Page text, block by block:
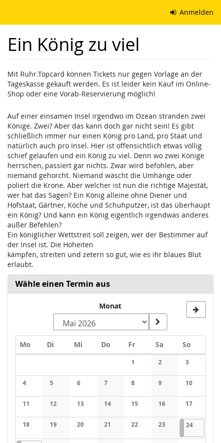
springen
Anmelden
Ein König zu viel
Mit Ruhr.Topcard können Tickets nur gegen Vorlage an der
Tageskasse gekauft werden. Es ist leider kein Kauf im Online-
Shop oder eine Vorab-Reservierung möglich!
Auf einer einsamen Insel irgendwo im Ozean stranden zwei
Könige. Zwei? Aber das kann doch gar nicht sein! Es gibt
schließlich immer nur einen König pro Land, pro Staat und
natürlich auch pro Insel. Hier ist offensichtlich etwas völlig
schief gelaufen und ein König zu viel. Denn wo zwei Könige
herrschen, passiert gar nichts. Zwar wird befohlen, aber
niemand gehorcht. Niemand wäscht die Umhänge oder
poliert die Krone. Aber welcher ist nun die richtige Majestät,
wer hat das Sagen? Ein König alleine ohne Diener und
Hofstaat, Gärtner, Köche und Schuhputzer, ist das überhaupt
ein König? Und kann ein König eigentlich irgendwas anderes
außer Befehlen?
Ein königlicher Wettstreit soll zeigen, wer der Bestimmer auf
der Insel ist. Die Hoheiten
kämpfen, streiten und zetern so gut, wie es ihr blaues Blut
erlaubt.
Wähle einen Termin aus
Monat
Mo Montag
DiDienstag
MiMittwoch
Do Donnerstag
FrFreitagSaSamstag
So
1
Keine Veranstaltungen
2
Keine
3
Keine
4
Keine Veranstaltungen
5
Keine Veranstaltungen
6
Keine Veranstaltungen
7
Keine Veranstaltungen
8
Keine Veranstaltungen
9
Keine
10
Keine
11
Keine Veranstaltungen
12
Keine Veranstaltungen
13
Keine Veranstaltungen
14
Keine Veranstaltungen
15
Keine Veranstaltungen
16
Keine
17
Keine
18
Keine Veranstaltungen
19
Keine Veranstaltungen
20
Keine Veranstaltungen
21
Keine Veranstaltungen
22
Keine Veranstaltungen
23
Keine
241